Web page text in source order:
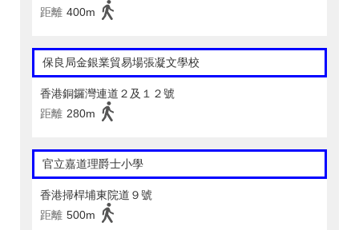
距離 400m
保良局金銀業貿易場張凝文學校
香港銅鑼灣連道２及１２號
距離 280m
官立嘉道理爵士小學
香港掃桿埔東院道９號
距離 500m